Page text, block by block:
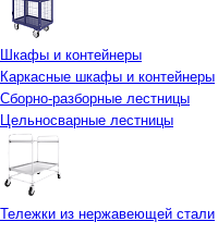
Шкафы и контейнеры
Каркасные шкафы и контейнеры
Сборно-разборные лестницы
Цельносварные лестницы
Тележки из нержавеющей стали